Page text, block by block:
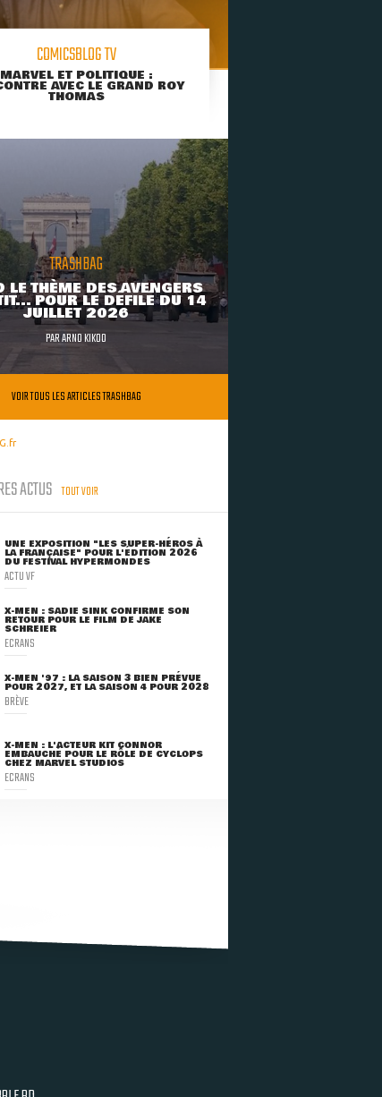
COMICSBLOG TV
MARVEL ET POLITIQUE :
AVEC LE GRAND ROY
THOMAS
TRASHBAG
LE THÈME DES AVENGERS
POUR LE DÉFILÉ DU 14
JUILLET 2026
PARARNO KIKOO
VOIR TOUS LES ARTICLES TRASHBAG
ACTUS TOUT VOIR
UNE EXPOSITION "LES SUPER-HÉROS À
LA FRANÇAISE" POUR L'ÉDITION 2026
DU FESTIVAL HYPERMONDES
ACTU VF
X-MEN : SADIE SINK CONFIRME SON
RETOUR POUR LE FILM DE JAKE
SCHREIER
ECRANS
X-MEN '97 : LA SAISON 3 BIEN PRÉVUE
POUR 2027, ET LA SAISON 4 POUR 2028
BRÈVE
X-MEN : L'ACTEUR KIT CONNOR
EMBAUCHÉ POUR LE RÔLE DE CYCLOPS
CHEZ MARVEL STUDIOS
ECRANS